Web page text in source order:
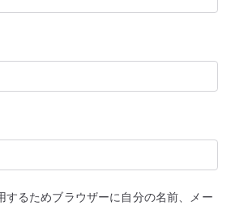
するためブラウザーに自分の名前、メー